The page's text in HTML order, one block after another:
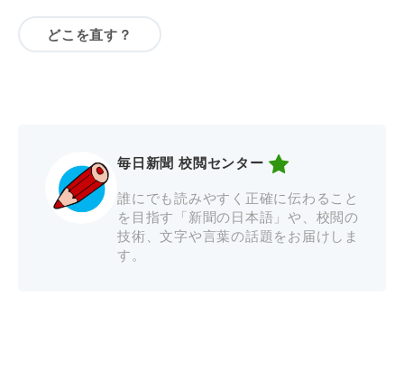
どこを直す？
毎日新聞 校閲センター
誰にでも読みやすく正確に伝わること
を目指す「新聞の日本語」や、校閲の
技術、文字や言葉の話題をお届けしま
す。